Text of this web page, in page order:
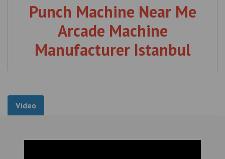
Punch Machine Near Me
Arcade Machine
Manufacturer Istanbul
Video